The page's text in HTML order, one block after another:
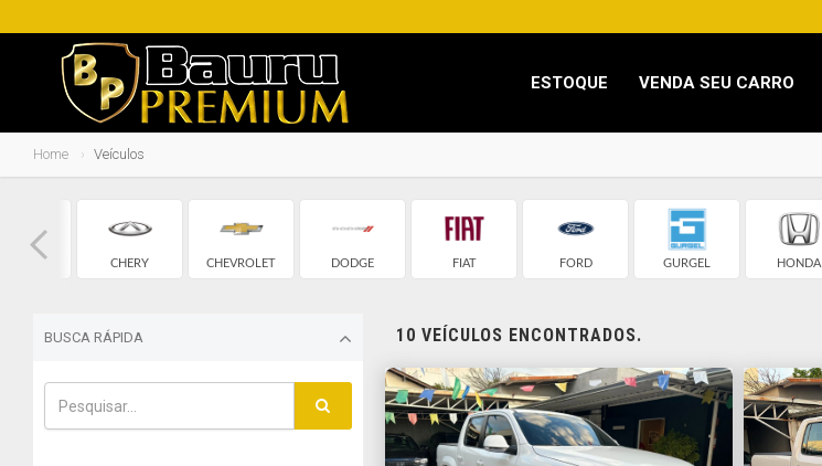
ESTOQUE VENDA SEU CARRO
Home Veículos
CHERY CHEVROLET DODGE FIAT FORD GURGEL HONDA
BUSCA RÁPIDA 10 VEÍCULOS ENCONTRADOS.